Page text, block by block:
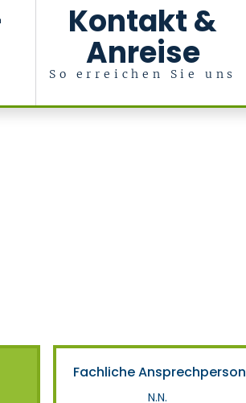
Kontakt &
Anreise
So erreichen Sie uns
Fachliche Ansprechperson
N.N.